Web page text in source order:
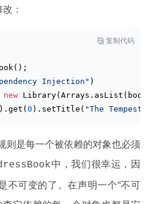
：
 复制代码
;
Injection" )
new Library(Arrays. asList ( book
.get( 0 ).setTitle( "The Tempest"
则是每一个被依赖的对象也必须
中，我们很幸运，因
不可变的了。在声明一个“不可